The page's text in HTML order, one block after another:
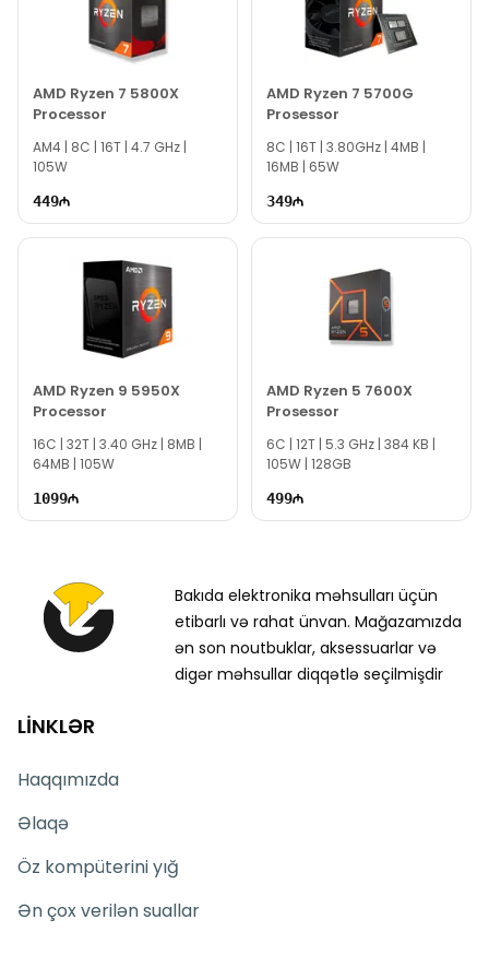
Intel Core i9-12900KF prosessoru rəsmi zəmanətlə
təmin edilir, bu da istifadəçilərə etibarlılıq və dəstək
verir. Sürətli çatdırılma ilə TEXNO Gallery-dan asanlıqla
AMD Ryzen 7 5800X
Processor
AM4 | 8C | 16T | 4.7 GHz |
105W
449
AMD Ryzen 7 5700G
Prosessor
8C | 16T | 3.80GHz | 4MB |
16MB | 65W
349
AMD Ryzen 9 5950X
Processor
16C | 32T | 3.40 GHz | 8MB |
64MB | 105W
1099
AMD Ryzen 5 7600X
Prosessor
6C | 12T | 5.3 GHz | 384 KB |
105W | 128GB
499
Bakıda elektronika məhsulları üçün
etibarlı və rahat ünvan. Mağazamızda
ən son noutbuklar, aksessuarlar və
digər məhsullar diqqətlə seçilmişdir
LİNKLƏR
Haqqımızda
Əlaqə
Öz kompüterini yığ
Ən çox verilən suallar